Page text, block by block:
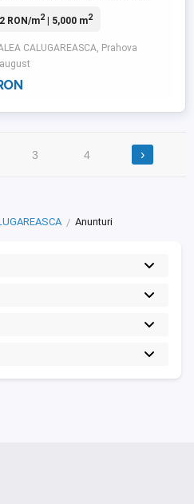
50m,zona linistita,fara
comerciale.tel , suprafata totala:
Front stradal: 50Utilitati: Utilitati
Utilitati in zona ...
RON/m2| 5,000 m2
CALUGAREASCA, Prahova
3 4 ›
Anunturi